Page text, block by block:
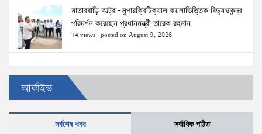
মাতারবাড়ি আল্ট্রা-সুপারক্রিটিক্যাল কয়লাভিত্তিক বিদ্যুৎকেন্দ্র
পরিদর্শন করেছেন প্রধানমন্ত্রী তারেক রহমান
14 views posted on August 9, 2026
প্রত্যেক অপরাধীর বিচার এ দেশেই হবে, সে যত শক্তিশালীই
হোক না কেন—চট্টগ্রামে জুলাই গণঅভ্যুত্থান দিবসে প্রতিমন্ত্রী
ব্যারিস্টার মীর হেলাল
6 views|posted on August 5, 2026
আর্কাইভ
সর্বশেষ খবর সর্বাধিক পঠিত